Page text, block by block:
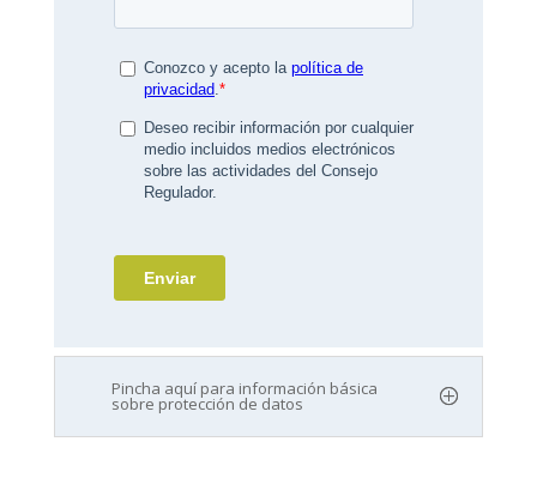
Pincha aquí para información básica
sobre protección de datos